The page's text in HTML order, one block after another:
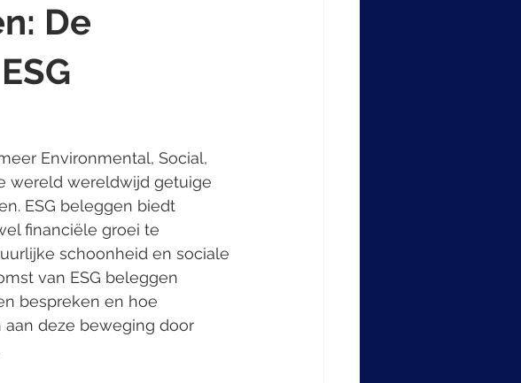
De
Environmental, Social,
wereld wereldwijd getuige
ESG beleggen biedt
financiële groei te
schoonheid en sociale
van ESG beleggen
bespreken en hoe
deze beweging door